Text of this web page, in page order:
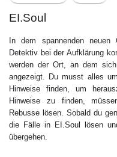
EI.Soul
In dem spannenden
Detektiv bei der Aufklärung
werden der Ort, an dem
angezeigt. Du musst alles
Hinweise finden, um
Hinweise zu finden,
Rebusse lösen. Sobald du
die Fälle in EI.Soul lösen
übergehen.